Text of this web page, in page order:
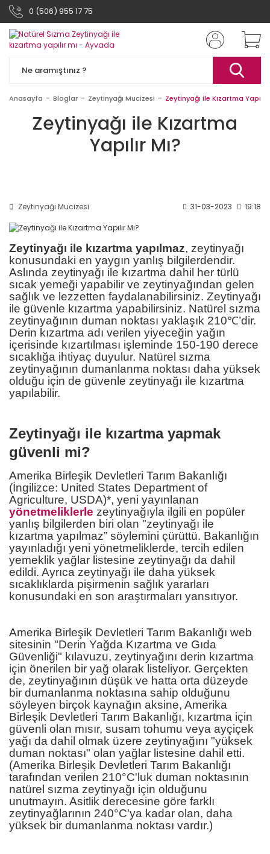
0 (506) 955 17 75
Anasayfa Bloglar Zeytinyağı Mucizesi Zeytinyağı ile Kızartma Yapılır
Zeytinyağı ile Kızartma
Yapılır Mı?
Zeytinyağı Mucizesi 31-03-2023 19:18
Zeytinyağı ile kızartma yapılmaz, zeytinyağı
konusundaki en yaygın yanlış bilgilerdendir.
Aslında zeytinyağı ile kızartma dahil her türlü
sıcak yemeği yapabilir ve zeytinyağından gelen
sağlık ve lezzetten faydalanabilirsiniz. Zeytinyağı
ile güvenle kızartma yapabilirsiniz. Natürel sızma
zeytinyağının duman noktası yaklaşık 210℃’dir.
Derin kızartma adı verilen yiyeceğin yağın
içerisinde kızartılması işleminde 150-190 derece
sıcaklığa ihtiyaç duyulur. Natürel sızma
zeytinyağının dumanlanma noktası daha yüksek
olduğu için de güvenle zeytinyağı ile kızartma
yapılabilir.
Zeytinyağı ile kızartma yapmak
güvenli mi?
Amerika Birleşik Devletleri Tarım Bakanlığı
(İngilizce: United States Department of
Agriculture, USDA)*, yeni yayınlanan
yönetmeliklerle zeytinyağıyla ilgili en popüler
yanlış bilgilerden biri olan "zeytinyağı ile
kızartma yapılmaz” söylemini çürüttü. Bakanlığın
yayınladığı yeni yönetmeliklerde, tercih edilen
yemeklik yağlar listesine zeytinyağı da dahil
edildi. Ayrıca zeytinyağı ile daha yüksek
sıcaklıklarda pişirmenin sağlık yararları
konusundaki en son araştırmaları yansıtıyor.
Amerika Birleşik Devletleri Tarım Bakanlığı web
sitesinin "Derin Yağda Kızartma ve Gıda
Güvenliği" kılavuzu, zeytinyağını derin kızartma
için önerilen bir yağ olarak listeliyor. Gerçekten
de, zeytinyağının düşük ve hatta orta düzeyde
bir dumanlanma noktasına sahip olduğunu
söyleyen birçok kaynağın aksine, Amerika
Birleşik Devletleri Tarım Bakanlığı, kızartma için
güvenli olan mısır, susam tohumu veya ayçiçek
yağı da dahil olmak üzere zeytinyağını "yüksek
duman noktası" olan yağlar listesine dahil etti.
(Amerika Birleşik Devletleri Tarım Bakanlığı
tarafından verilen 210°C'luk duman noktasının
natürel sızma zeytinyağı için olduğunu
unutmayın. Asitlik derecesine göre farklı
zeytinyağlarının 240°C'ya kadar olan, daha
yüksek bir dumanlanma noktası vardır.)